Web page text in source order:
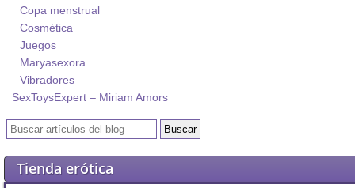
Copa menstrual
Cosmética
Juegos
Maryasexora
Vibradores
SexToysExpert – Miriam Amors
Tienda erótica